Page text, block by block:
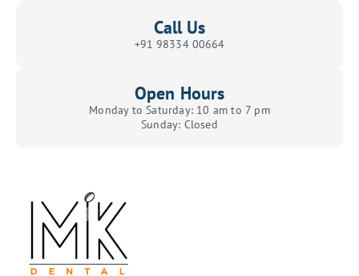
Call Us
+91 98334 00664
Open Hours
Monday to Saturday: 10 am to 7 pm
Sunday: Closed